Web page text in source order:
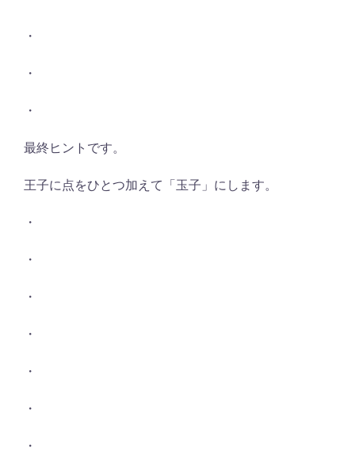
・
・
・
最終ヒントです。
王子に点をひとつ加えて「玉子」にします。
・
・
・
・
・
・
・